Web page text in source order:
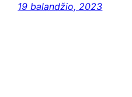
19 balandžio, 2023